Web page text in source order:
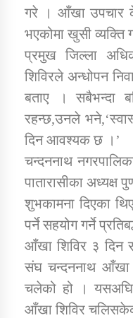
तातोपानी गाउँपालिका जुम्लाको
सम्बन्धी सूचना सन्देश
तातोपानी गाउँपालिका जुम्लाको
सन्देश
तातोपानी गाउँपालिका जुम्लाको
गरे । आँखा उपचार
भएकोमा खुसी व्यक्ति
प्रमुख जिल्ला
शिविरले अन्धोपन
बताए । सबैभन्दा
रहन्छ,उनले
दिन आवश्यक छ ।’
चन्दननाथ
पातारासीका अध्यक्ष
शुभकामना दिएका
पर्ने सहयोग गर्ने
आँखा शिविर ३ दिन
संघ चन्दननाथ आँखा
चलेको हो । यसअघि
आँखा शिविर